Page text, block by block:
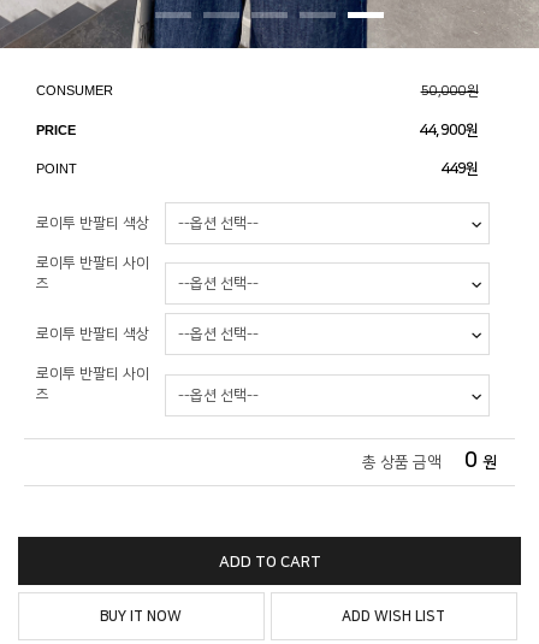
CONSUMER 50,000원
PRICE 44,900원
POINT 449원
로이투 반팔티 색상
로이투 반팔티 사이
즈
로이투 반팔티 색상
로이투 반팔티 사이
즈
총 상품 금액 0 원
ADD TO CART
BUY IT NOW ADD WISH LIST